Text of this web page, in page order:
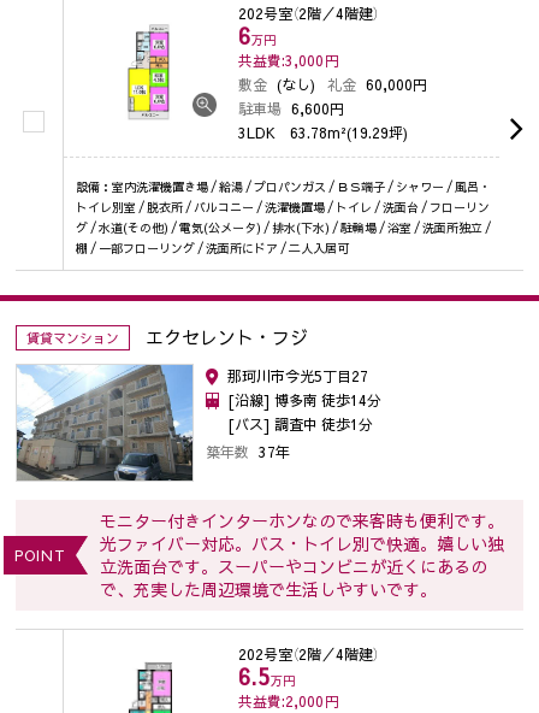
202号室（2階／4階建）
6万円
共益費:3,000円
敷金 (なし) 礼金 60,000円
駐車場 6,600円
3LDK 63.78m²(19.29坪)
設備：室内洗濯機置き場 / 給湯 / プロパンガス / ＢＳ端子 / シャワー / 風呂・
トイレ別室 / 脱衣所 / バルコニー / 洗濯機置場 / トイレ / 洗面台 / フローリン
グ / 水道(その他) / 電気(公メータ) / 排水(下水) / 駐輪場 / 浴室 / 洗面所独立 /
棚 / 一部フローリング / 洗面所にドア / 二人入居可
賃貸マンション エクセレント・フジ
那珂川市今光5丁目27
[沿線] 博多南 徒歩14分
[バス] 調査中 徒歩1分
築年数 37年
POINT
モニター付きインターホンなので来客時も便利です。
光ファイバー対応。バス・トイレ別で快適。嬉しい独
立洗面台です。スーパーやコンビニが近くにあるの
で、充実した周辺環境で生活しやすいです。
202号室（2階／4階建）
6.5万円
共益費:2,000円